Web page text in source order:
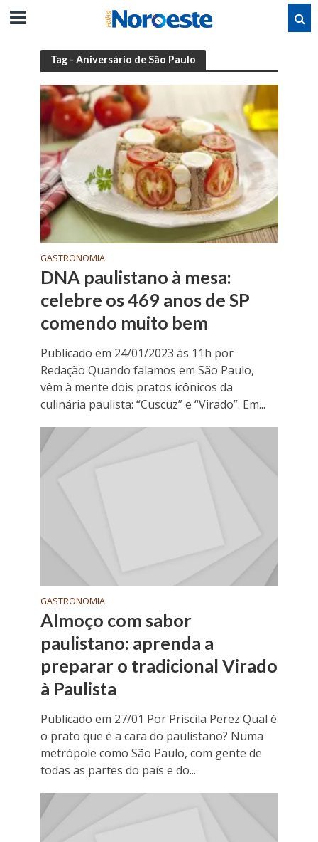
Tag - Aniversário de São Paulo
GASTRONOMIA
DNA paulistano à mesa:
celebre os 469 anos de SP
comendo muito bem
Publicado em 24/01/2023 às 11h por
Redação Quando falamos em São Paulo,
vêm à mente dois pratos icônicos da
culinária paulista: “Cuscuz” e “Virado”. Em...
GASTRONOMIA
Almoço com sabor
paulistano: aprenda a
preparar o tradicional Virado
à Paulista
Publicado em 27/01 Por Priscila Perez Qual é
o prato que é a cara do paulistano? Numa
metrópole como São Paulo, com gente de
todas as partes do país e do...